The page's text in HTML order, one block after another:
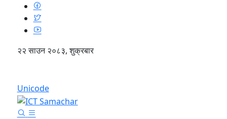
२२ साउन २०८३, शुक्रबार
Unicode